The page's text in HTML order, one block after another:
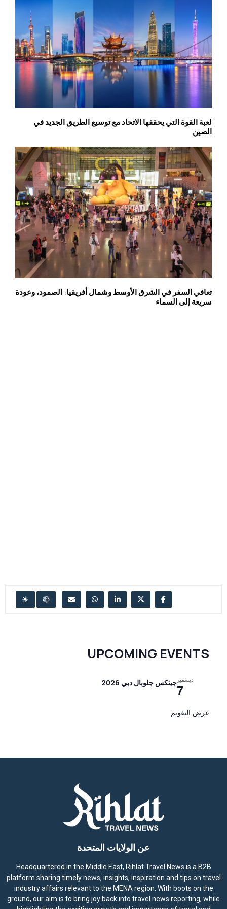
لعبة القوة التي يحققها الاتحاد مع توسيع الطريق الجديد في
الصين
تعافي السفر في الشرق الأوسط وشمال أفريقيا: الصمود، وعودة
سريعة إلى السماء
UPCOMING EVENTS
ديسمبر
7جيتكس جلوبال دبي 2026
عرض التقويم
عن الولايات المتحدة
Headquartered in the Middle East, Rihlat Travel News is a B2B
platform sharing timely news, insights, inspiration and tips on travel
industry affairs relevant to the MENA region. With boots on the
ground, our aim is to bring joy back into travel news reporting, while